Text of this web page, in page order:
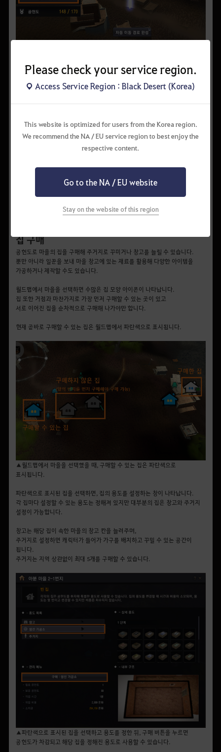
Please check your service region.
Access Service Region : Black Desert (Korea)
This website is optimized for users from the Korea region.
We recommend the NA / EU service region to best enjoy the
respective content.
Go to the NA / EU website
Stay on the website of this region
▲ Step 3. 서로 연결된 거점은 주황색 선이 이어집니다.
집 구매
공헌도로 마을의 집을 구매해 주거지로 꾸미거나 창고를 늘릴 수 있습니다.
뿐만 아니라 일꾼을 보내 마을 창고에 있는 재료를 활용해 다양한 아이템을
가공하거나 제작할 수도 있습니다.
월드맵에서 마을을 선택하면 수많은 집 모양 아이콘이 나타납니다.
집 또한 거점과 마찬가지로 가장 먼저 구매할 수 있는 곳이 있고
서로 이어진 집을 순차적으로 구매해 나가야만 합니다.
현재 곧바로 구매할 수 있는 집은 월드맵에서 파란색으로 표시됩니다.
▲월드맵에서 마을을 선택했을 때, 구매할 수 있는 집은 파란색으로
표시됩니다.
파란색으로 표시된 집을 선택하면, 집의 용도를 설정하는 창이 나타납니다.
각 집마다 설정할 수 있는 용도는 정해져 있지만 대부분의 집은 창고와 주거지
설정이 가능합니다.
창고는 해당 집이 속한 마을의 창고 칸을 늘려주며,
주거지로 설정하면 캐릭터가 들어가 가구를 배치하고 꾸밀 수 있는 공간이
됩니다.
주거지는 지역 상관없이 최대 5개를 구매할 수 있습니다.
▲파란색으로 표시된 집을 선택하고 용도를 정한 뒤, 구매 버튼을 누르면
공헌도가 차감되고 해당 집을 정해진 용도로 사용할 수 있습니다.